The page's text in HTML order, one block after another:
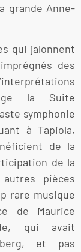
grande Anne-
qui jalonnent
des
la Suite
symphonie
à Tapiola,
de la
de la
pièces
rare musique
de Maurice
qui avait
et pas